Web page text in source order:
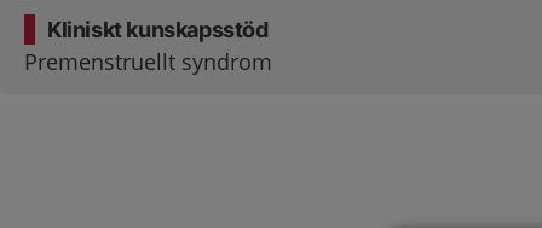
Kliniskt kunskapsstöd
Premenstruellt syndrom